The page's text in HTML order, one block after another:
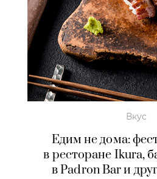
Вкус
Едим не дома:
в ресторане Ikura,
в Padron Bar и